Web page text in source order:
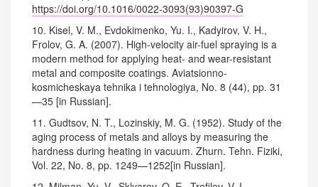
https://doi.org/10.1016/0022-3093(93)90397-G
10. Kisel, V. M., Evdokimenko, Yu. I., Kadyirov, V. H.,
Frolov, G. A. (2007). High-velocity air-fuel spraying is a
modern method for applying heat- and wear-resistant
metal and composite coatings. Aviatsionno-
kosmicheskaya tehnika i tehnologiya, No. 8 (44), pp. 31
—35 [in Russian].
11. Gudtsov, N. T., Lozinskiy, M. G. (1952). Study of the
aging process of metals and alloys by measuring the
hardness during heating in vacuum. Zhurn. Tehn. Fiziki,
Vol. 22, No. 8, pp. 1249—1252[in Russian].